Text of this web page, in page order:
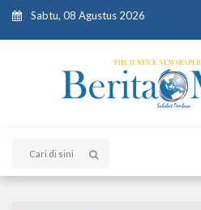
Sabtu, 08 Agustus 2026